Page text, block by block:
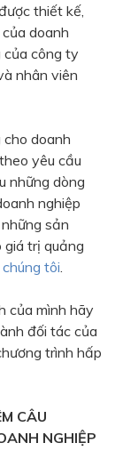
1cm
thiết kế,
doanh
của công ty
nhân viên
doanh
yêu cầu
những dòng
nghiệp
sản
trị quảng
tôi
của mình hãy
đối tác của
trình hấp
CÂU
NGHIỆP